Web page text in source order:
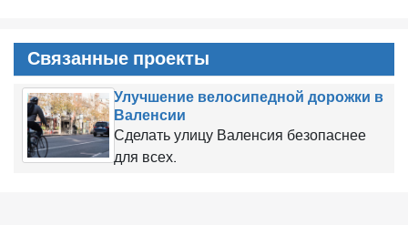
Связанные проекты
Улучшение велосипедной дорожки в
Валенсии
Сделать улицу Валенсия безопаснее
для всех.